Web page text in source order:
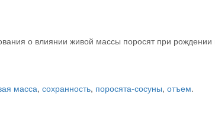
о влиянии живой массы поросят при рождении
масса, сохранность, поросята-сосуны, отъем.